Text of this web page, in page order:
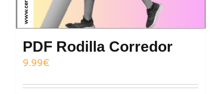
PDF Rodilla Corredor
9.99€